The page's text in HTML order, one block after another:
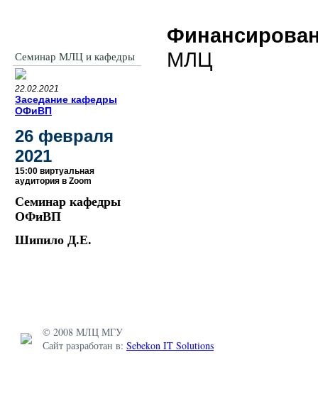
Семинар МЛЦ и кафедры
22.02.2021
Заседание кафедры
ОФиВП
26 февраля
2021
15:00 виртуальная
аудитория в Zoom
Семинар кафедры
ОФиВП
Шипило Д.Е.
МЛЦ
© 2008 МЛЦ МГУ
Сайт разработан в: Sebekon IT Solutions